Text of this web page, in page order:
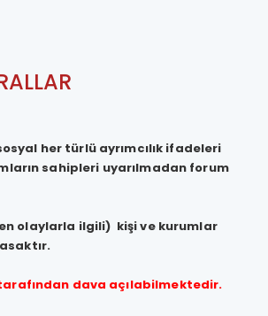
her türlü ayrımcılık ifadeleri
sahipleri uyarılmadan forum
olaylarla ilgili) kişi ve kurumlar
dava açılabilmektedir.